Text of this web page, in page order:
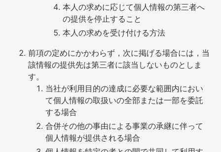
本人の求めに応じて個人情報の第三者へ
の提供を停止すること
本人の求めを受け付ける方法
前項の定めにかかわらず，次に掲げる場合には，当
該情報の提供先は第三者に該当しないものとしま
す。
当社が利用目的の達成に必要な範囲内におい
て個人情報の取扱いの全部または一部を委託
する場合
合併その他の事由による事業の承継に伴って
個人情報が提供される場合